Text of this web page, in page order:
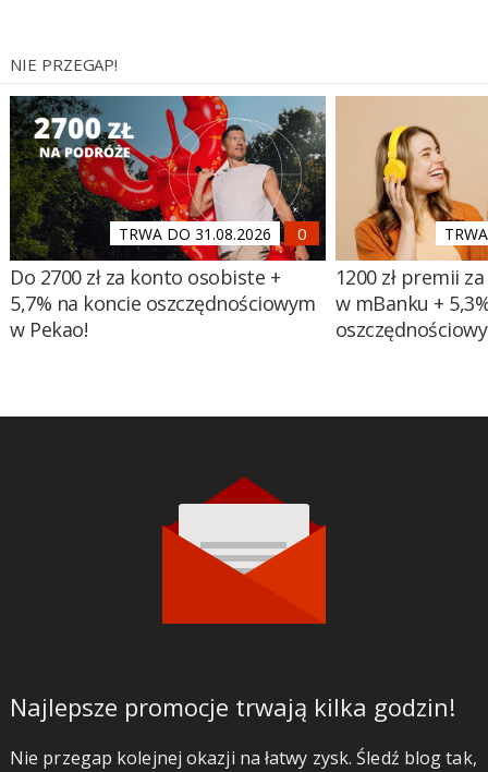
NIE PRZEGAP!
TRWA DO 31.08.2026
Do 2700 zł za konto osobiste +
5,7% na koncie oszczędnościowym
w Pekao!
1200 zł premii
w mBanku +
Najlepsze promocje trwają kilka godzin!
Nie przegap kolejnej okazji na łatwy zysk. Śledź blog tak,